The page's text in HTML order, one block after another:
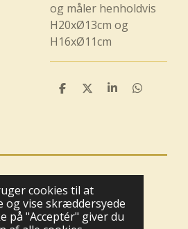
cookies til at
og vise skræddersyede
på "Acceptér" giver du
og måler henholdvis
H20xØ13cm og
H16xØ11cm
D
D
D
D
BoHome